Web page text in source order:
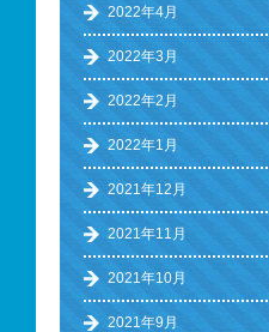
2022年4月
2022年3月
2022年2月
2022年1月
2021年12月
2021年11月
2021年10月
2021年9月